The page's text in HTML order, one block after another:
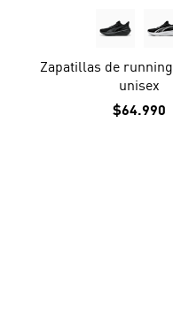
Zapatillas de
unisex
$64.990